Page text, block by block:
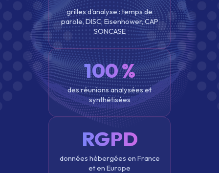
grilles d'analyse : temps de
parole, DISC, Eisenhower, CAP
SONCASE
100 %
des réunions analysées et
synthétisées
RGPD
données hébergées en France
et en Europe